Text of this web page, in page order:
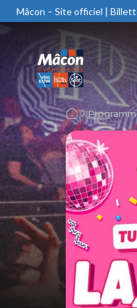
Mâcon – Site officiel |